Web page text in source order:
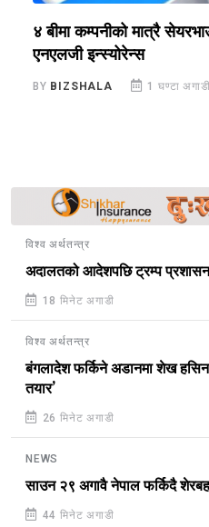
४ बीमा कम्पनीको मात्रै
एनएलजी इन्स्योरेन्स
BY BIZSHALA 1 घण्टा अगाडी
विश्व अर्थतन्त्र
अदालतको आदेशपछि ट्रम्प
18 मिनेट अगाडी
विश्व अर्थतन्त्र
बंगलादेश फर्किने अडानमा शेख
तयार’
26 मिनेट अगाडी
NEWS
साउन २९ अगावै नेपाल फर्किदै
44 मिनेट अगाडी